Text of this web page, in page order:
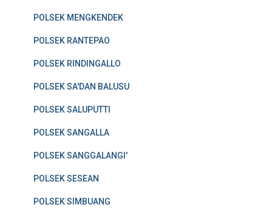
POLSEK MENGKENDEK
POLSEK RANTEPAO
POLSEK RINDINGALLO
POLSEK SA'DAN BALUSU
POLSEK SALUPUTTI
POLSEK SANGALLA
POLSEK SANGGALANGI'
POLSEK SESEAN
POLSEK SIMBUANG